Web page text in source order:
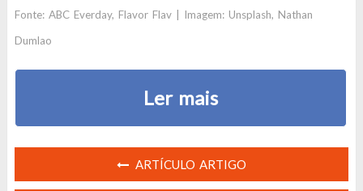
Fonte: ABC Everday, Flavor Flav| Imagem: Unsplash, Nathan
Dumlao
Ler mais
ARTÍCULO ARTIGO